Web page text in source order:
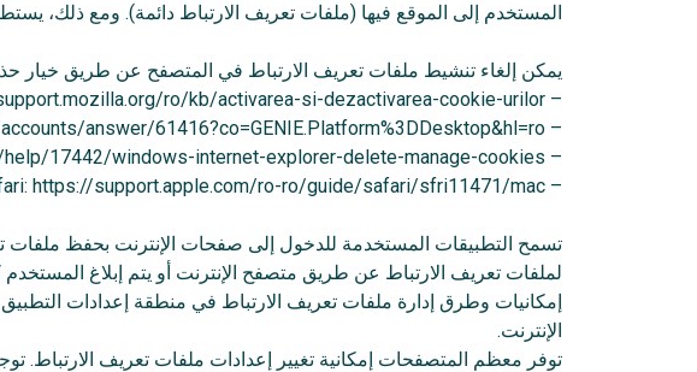
المستخدم إلى الموقع فيها (ملفات تعريف الارتباط دائمة). ومع ذلك،
يمكن إلغاء تنشيط ملفات تعريف الارتباط في المتصفح عن طريق خيار
– Mozilla Firefox: https://support.mozilla.org/ro/kb/activarea-si-dezactivarea-cookie-urilor
– Google Chrome: https://support.google.com/accounts/answer/61416?co=GENIE.Platform%3DDesktop&hl=ro
– Microsoft Edge / Internet Explorer: https://support.microsoft.com/ro-ro/help/17442/windows-internet-explorer-delete-manage-cookies
– Apple Safari: https://support.apple.com/ro-ro/guide/safari/sfri11471/mac
تسمح التطبيقات المستخدمة للدخول إلى صفحات الإنترنت بحفظ ملفات
لملفات تعريف الارتباط عن طريق متصفح الإنترنت أو يتم إبلاغ
إمكانيات وطرق إدارة ملفات تعريف الارتباط في منطقة إعدادات
الإنترنت.
توفر معظم المتصفحات إمكانية تغيير إعدادات ملفات تعريف الارتباط.